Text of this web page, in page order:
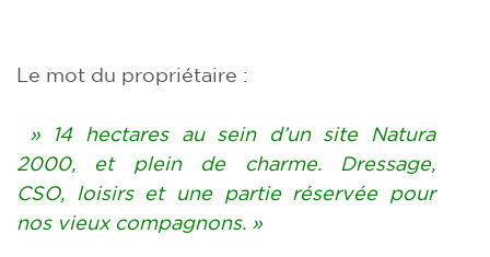
Le mot du propriétaire :
» 14 hectares au sein d’un site Natura
2000, et plein de charme. Dressage,
CSO,
loisirs et une partie réservée pour
nos vieux compagnons. »